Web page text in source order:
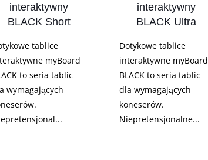
interaktywny
BLACK Short
tablice
myBoard
to seria tablic
wymagających
interaktywny
BLACK Ultra
Dotykowe tablice
interaktywne myBoard
BLACK to seria tablic
dla wymagających
koneserów.
Niepretensjonalne...